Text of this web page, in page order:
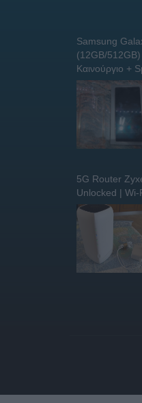
Samsung
(12GB/
Καινούργιο +
5G Router
Unlocked | Wi-